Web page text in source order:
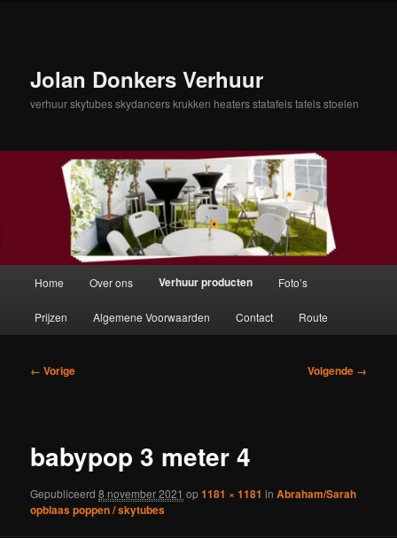
inhoudJolan Donkers Verhuur
verhuur skytubes skydancers krukken heaters statafels tafels stoelen
Home Over ons Verhuur producten Foto’s
Prijzen Algemene Voorwaarden Contact Route
Afbeeldingsnavigatie
← Vorige Volgende →
babypop 3 meter 4
Gepubliceerd8 november 2021 op1181 × 1181 inAbraham/Sarah
opblaas poppen / skytubes